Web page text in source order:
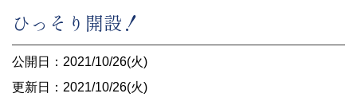
ひっそり開設！
公開日：2021/10/26(火)
更新日：2021/10/26(火)